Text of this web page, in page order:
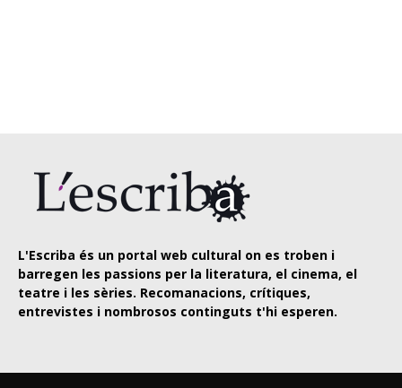
L'Escriba és un portal web cultural on es troben i
barregen les passions per la literatura, el cinema, el
teatre i les sèries. Recomanacions, crítiques,
entrevistes i nombrosos continguts t'hi esperen.